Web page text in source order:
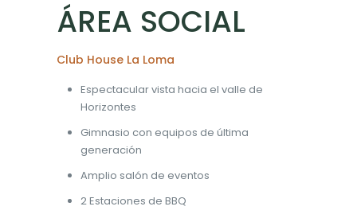
ÁREA SOCIAL
Club House La Loma
Espectacular vista hacia el valle de
Horizontes
Gimnasio con equipos de última
generación
Amplio salón de eventos
2 Estaciones de BBQ